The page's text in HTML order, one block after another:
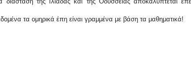
τα ομηρικά έπη είναι γραμμένα με βάση τα μαθηματικά!